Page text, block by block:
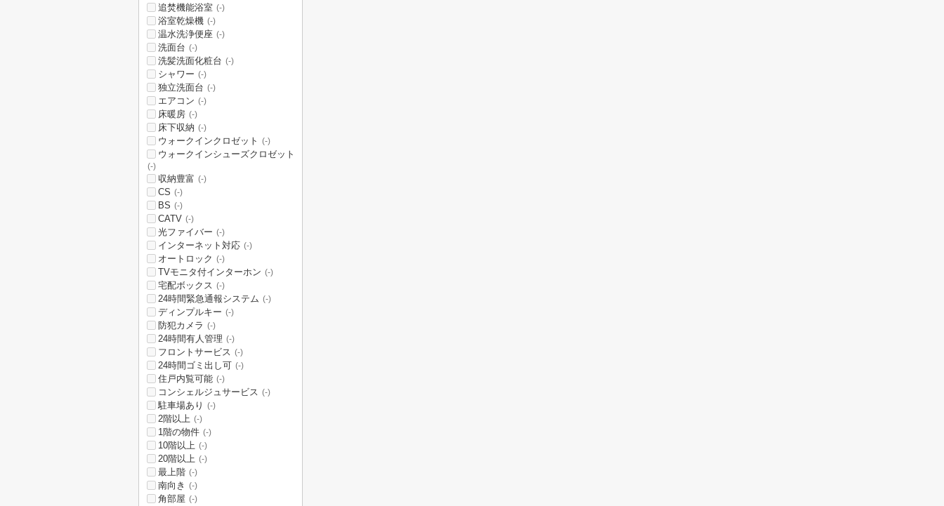
追焚機能浴室 (-)
浴室乾燥機 (-)
温水洗浄便座 (-)
洗面台 (-)
洗髪洗面化粧台 (-)
シャワー (-)
独立洗面台 (-)
エアコン (-)
床暖房 (-)
床下収納 (-)
ウォークインクロゼット (-)
ウォークインシューズクロゼット
(-)
収納豊富 (-)
CS (-)
BS (-)
CATV (-)
光ファイバー (-)
インターネット対応 (-)
オートロック (-)
TVモニタ付インターホン (-)
宅配ボックス (-)
24時間緊急通報システム (-)
ディンプルキー (-)
防犯カメラ (-)
24時間有人管理 (-)
フロントサービス (-)
24時間ゴミ出し可 (-)
住戸内覧可能 (-)
コンシェルジュサービス (-)
駐車場あり (-)
2階以上 (-)
1階の物件 (-)
10階以上 (-)
20階以上 (-)
最上階 (-)
南向き (-)
角部屋 (-)